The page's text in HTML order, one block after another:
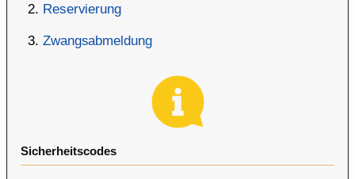
Reservierung
Zwangsabmeldung
Sicherheitscodes